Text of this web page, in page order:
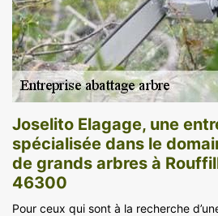
Joselito Elagage, une
spécialisée dans le
de grands arbres à
46300
Pour ceux qui sont à la recherche